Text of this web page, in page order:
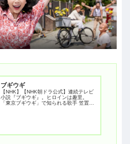
ブギウギ
【NHK】【NHK朝ドラ公式】連続テレビ
小説『ブギウギ』。ヒロインは趣里。
「東京ブギウギ」で知られる歌手 笠置シ